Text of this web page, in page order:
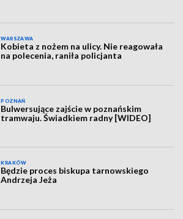
WARSZAWA
Kobieta z nożem na ulicy. Nie reagowała
na polecenia, raniła policjanta
POZNAŃ
Bulwersujące zajście w poznańskim
tramwaju. Świadkiem radny [WIDEO]
KRAKÓW
Będzie proces biskupa tarnowskiego
Andrzeja Jeża